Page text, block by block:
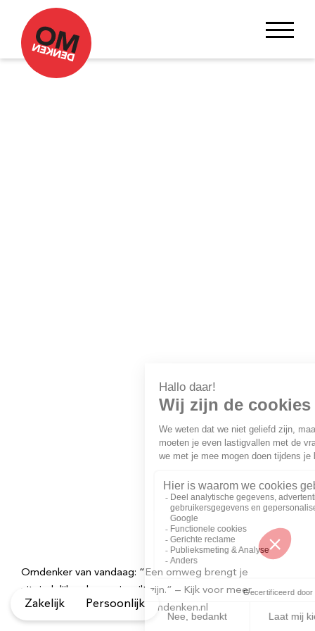
Omdenker van vandaag: “Een omweg brengt je
uiteindelijk ook waar je wilt zijn.” – Kijk voor meer
inspirerende spreuken op Omdenken.nl
Zakelijk Persoonlijk